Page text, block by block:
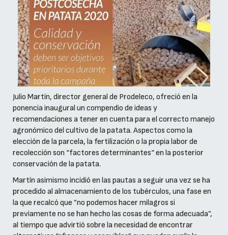
Julio Martín, director general de Prodeleco, ofreció en la
ponencia inaugural un compendio de ideas y
recomendaciones a tener en cuenta para el correcto manejo
agronómico del cultivo de la patata. Aspectos como la
elección de la parcela, la fertilización o la propia labor de
recolección son “factores determinantes“ en la posterior
conservación de la patata.
Martín asimismo incidió en las pautas a seguir una vez se ha
procedido al almacenamiento de los tubérculos, una fase en
la que recalcó que ”no podemos hacer milagros si
previamente no se han hecho las cosas de forma adecuada”,
al tiempo que advirtió sobre la necesidad de encontrar